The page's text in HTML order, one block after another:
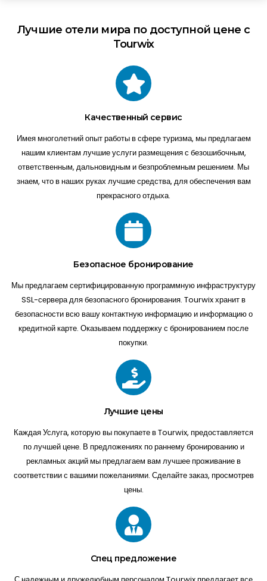
Лучшие отели мира по доступной цене с
Tourwix
Качественный сервис
Имея многолетний опыт работы в сфере туризма, мы предлагаем
нашим клиентам лучшие услуги размещения с безошибочным,
ответственным, дальновидным и безпроблемным решением. Мы
знаем, что в наших руках лучшие средства, для обеспечения вам
прекрасного отдыха.
Безопасное бронирование
Мы предлагаем сертифицированную программную инфраструктуру
SSL-сервера для безопасного бронирования. Tourwix хранит в
безопасности всю вашу контактную информацию и информацию о
кредитной карте. Оказываем поддержку с бронированием после
покупки.
Лучшие цены
Каждая Услуга, которую вы покупаете в Tourwix, предоставляется
по лучшей цене. В предложениях по раннему бронированию и
рекламных акций мы предлагаем вам лучшее проживание в
соответствии с вашими пожеланиями. Сделайте заказ, просмотрев
цены.
Спец предложение